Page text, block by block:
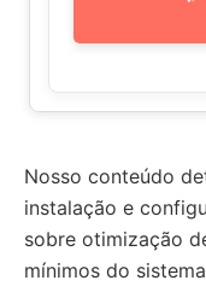
Nosso conteúdo
instalação e
sobre otimização
mínimos do